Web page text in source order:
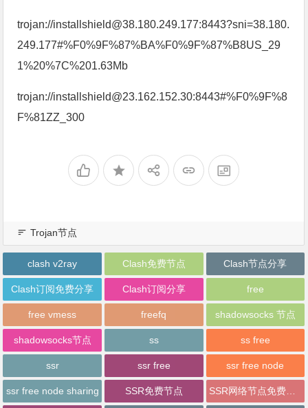
trojan://installshield@38.180.249.177:8443?sni=38.180.
249.177#%F0%9F%87%BA%F0%9F%87%B8US_29
1%20%7C%201.63Mb
trojan://installshield@23.162.152.30:8443#%F0%9F%8
F%81ZZ_300
Trojan节点
clash v2ray Clash免费节点 Clash节点分享
Clash订阅免费分享 Clash订阅分享 free
free vmess freefq shadowsocks 节点
shadowsocks节点 ss ss free
ssr ssr free ssr free node
ssr free node sharing SSR免费节点 SSR网络节点免费分享